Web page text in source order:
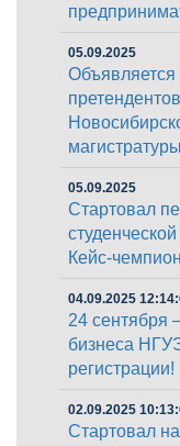
05.09.2025
Объявляется
магистратуры
05.09.2025
Стартовал
Кейс-
04.09.2025
24
бизнеса
регистрации!
02.09.2025
Стартовал